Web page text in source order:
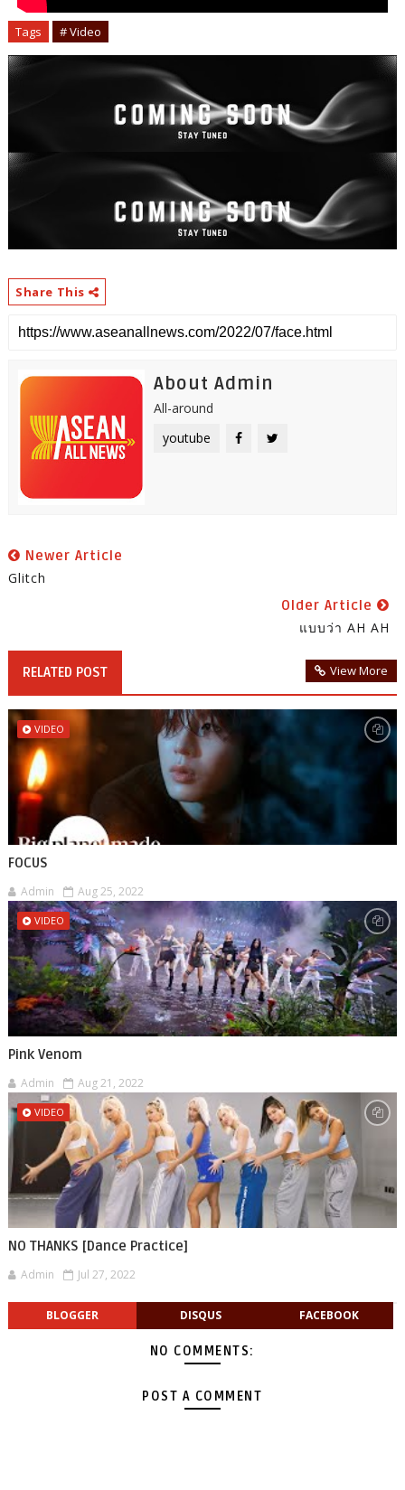
Tags # Video
Share This
About Admin
All-around
youtube
Newer Article
Glitch
Older Article
แบบว่า AH AH
RELATED POST View More
VIDEO
FOCUS
Admin Aug 25, 2022
VIDEO
Pink Venom
Admin Aug 21, 2022
VIDEO
NO THANKS [Dance Practice]
Admin Jul 27, 2022
BLOGGER DISQUS FACEBOOK
NO COMMENTS:
POST A COMMENT